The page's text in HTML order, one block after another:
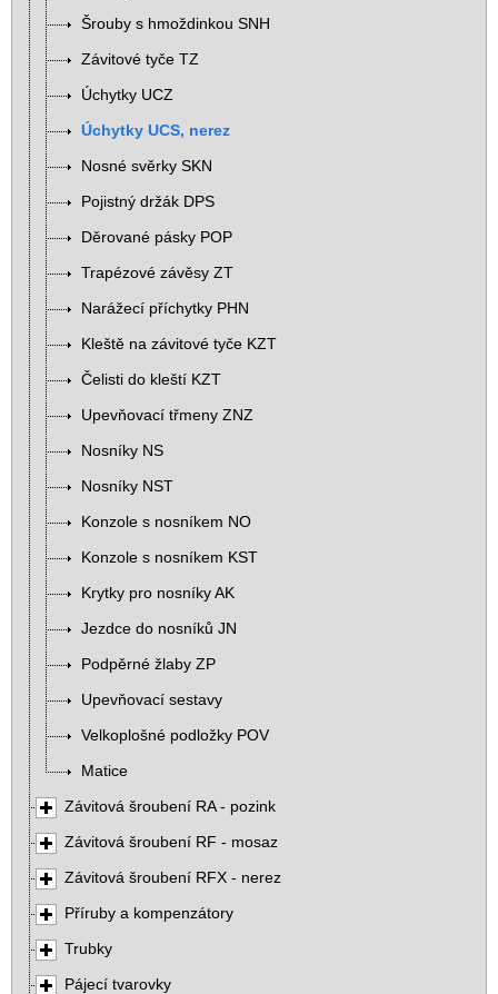
Šrouby s hmoždinkou SNH
Závitové tyče TZ
Úchytky UCZ
Úchytky UCS, nerez
Nosné svěrky SKN
Pojistný držák DPS
Děrované pásky POP
Trapézové závěsy ZT
Narážecí příchytky PHN
Kleště na závitové tyče KZT
Čelisti do kleští KZT
Upevňovací třmeny ZNZ
Nosníky NS
Nosníky NST
Konzole s nosníkem NO
Konzole s nosníkem KST
Krytky pro nosníky AK
Jezdce do nosníků JN
Podpěrné žlaby ZP
Upevňovací sestavy
Velkoplošné podložky POV
Matice
Závitová šroubení RA - pozink
Závitová šroubení RF - mosaz
Závitová šroubení RFX - nerez
Příruby a kompenzátory
Trubky
Pájecí tvarovky